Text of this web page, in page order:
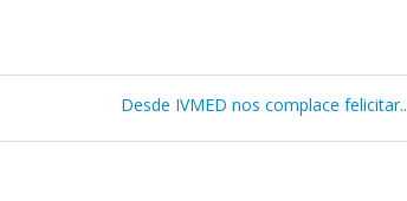
Desde IVMED nos complace felicitar..